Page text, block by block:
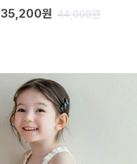
35,200원 44,000원